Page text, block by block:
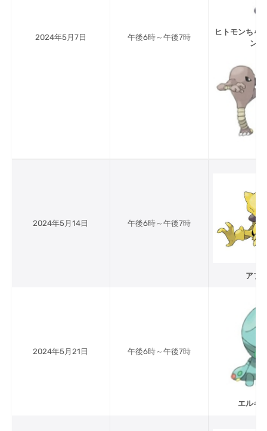
2024年5月7日 午後6時～午後7時
ヒトモンちゃ
ンル
2024年5月14日 午後6時～午後7時
アブ
2024年5月21日 午後6時～午後7時
エルギ